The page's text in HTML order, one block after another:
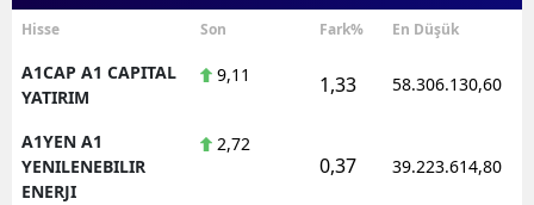
Hisse Son Fark% En Düşük
A1CAP A1 CAPITAL
YATIRIM
9,11 1,33 58.306.130,60
A1YEN A1
YENILENEBILIR
ENERJI
2,72
0,37 39.223.614,80